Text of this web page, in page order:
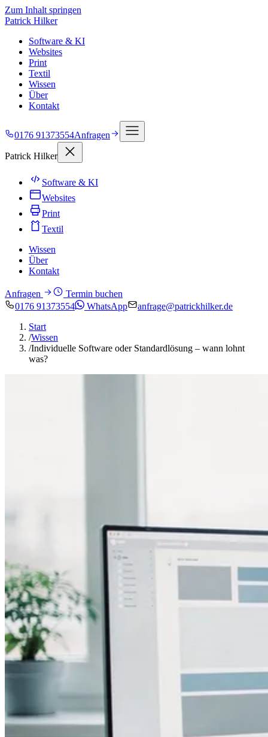
Zum Inhalt springen
Patrick Hilker
Software & KI
Websites
Print
Textil
Wissen
Über
Kontakt
0176 91373554Anfragen
Patrick Hilker
Software & KI
Websites
Print
Textil
Wissen
Über
Kontakt
Anfragen
Termin buchen
0176 91373554
WhatsApp
anfrage@patrickhilker.de
Start
/Wissen
/Individuelle Software oder Standardlösung – wann lohnt
was?